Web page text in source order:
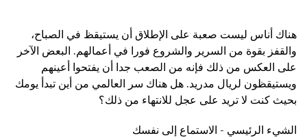
هناك أناس ليست صعبة على الإطلاق أن يستيقظ في الصباح،
والقفز بقوة من السرير والشروع فورا في أعمالهم. البعض الآخر
على العكس من ذلك فإنه من الصعب جدا أن يفتحوا أعينهم
ويستيقظون لريال مدريد. هل هناك سر العالمي من أين تبدأ يومك
بحيث كنت لا تريد على عجل للانتهاء من ذلك؟
الشيء الرئيسي - الاستماع إلى نفسك